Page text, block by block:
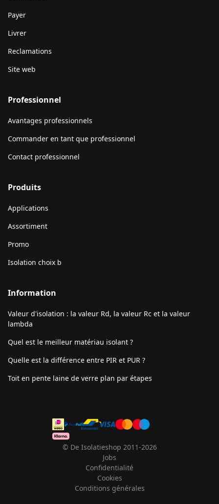
Payer
Livrer
Reclamations
Site web
Professionnel
Avantages professionnels
Commander en tant que professionnel
Contact professionnel
Produits
Applications
Assortiment
Promo
Isolation choix b
Information
Valeur d'isolation : la valeur Rd, la valeur Rc et la valeur
lambda
Quel est le meilleur matériau isolant ?
Quelle est la différence entre PIR et PUR ?
Toit en pente laine de verre plan par étapes
© De Isolatieshop 2011-2026
Jobs
Confidentialité
Cookies
Conditions générales